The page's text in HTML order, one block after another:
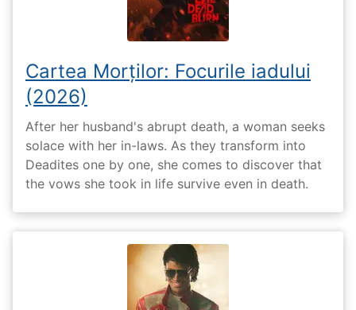
Cartea Morților: Focurile iadului
(2026)
After her husband's abrupt death, a woman seeks
solace with her in-laws. As they transform into
Deadites one by one, she comes to discover that
the vows she took in life survive even in death.